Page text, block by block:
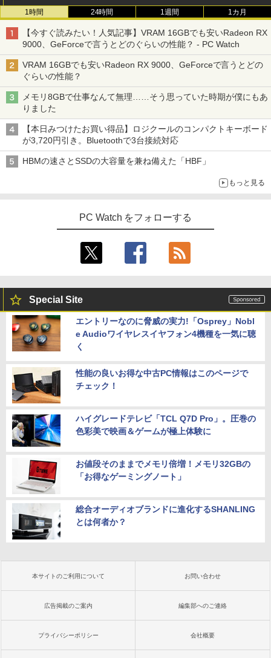
1時間 24時間 1週間 1カ月
【今すぐ読みたい！人気記事】VRAM 16GBでも安いRadeon RX
9000、GeForceで言うとどのぐらいの性能？ - PC Watch
VRAM 16GBでも安いRadeon RX 9000、GeForceで言うとどの
ぐらいの性能？
メモリ8GBで仕事なんて無理……そう思っていた時期が僕にもあ
りました
【本日みつけたお買い得品】ロジクールのコンパクトキーボード
が3,720円引き。Bluetoothで3台接続対応
HBMの速さとSSDの大容量を兼ね備えた「HBF」
もっと見る
PC Watch をフォローする
Special Site
エントリーなのに脅威の実力!「Osprey」Nobl
e Audioワイヤレスイヤフォン4機種を一気に聴
く
性能の良いお得な中古PC情報はこのページで
チェック！
ハイグレードテレビ「TCL Q7D Pro」。圧巻の
色彩美で映画＆ゲームが極上体験に
お値段そのままでメモリ倍増！メモリ32GBの
「お得なゲーミングノート」
総合オーディオブランドに進化するSHANLING
とは何者か？
本サイトのご利用について お問い合わせ
広告掲載のご案内 編集部へのご連絡
プライバシーポリシー 会社概要